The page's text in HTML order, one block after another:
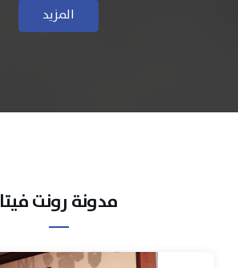
المزيد
مدونة رونت فيتا